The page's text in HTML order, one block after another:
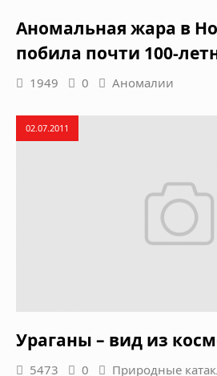
Аномальная жара в
побила почти 100-
1949 0 Аномалии
02.07.2011
Ураганы – вид из
5473 0 Природные